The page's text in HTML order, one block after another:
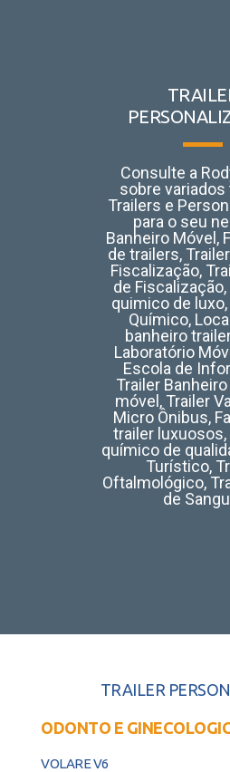
Consulte a
sobre variados
Trailers e
para o seu
Banheiro Móvel,
de trailers,
Fiscalização,
de
quimico de
Químico,
banheiro
Laboratório
Escola de
Trailer
móvel, Trailer
Micro Ônibus,
trailer luxuosos,
químico de
Turístico,
Oftalmológico,
de
TRAILER
ODONTO E
VOLARE V6